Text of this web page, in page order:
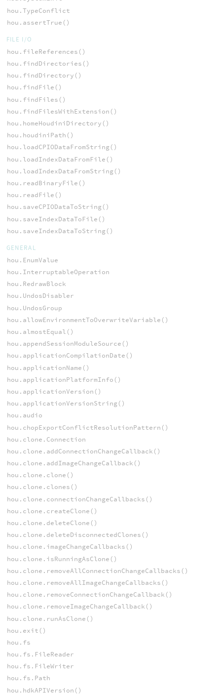
hou.TypeConflict
hou.assertTrue()
FILE I/O
hou.fileReferences()
hou.findDirectories()
hou.findDirectory()
hou.findFile()
hou.findFiles()
hou.findFilesWithExtension()
hou.homeHoudiniDirectory()
hou.houdiniPath()
hou.loadCPIODataFromString()
hou.loadIndexDataFromFile()
hou.loadIndexDataFromString()
hou.readBinaryFile()
hou.readFile()
hou.saveCPIODataToString()
hou.saveIndexDataToFile()
hou.saveIndexDataToString()
GENERAL
hou.EnumValue
hou.InterruptableOperation
hou.RedrawBlock
hou.UndosDisabler
hou.UndosGroup
hou.allowEnvironmentToOverwriteVariable()
hou.almostEqual()
hou.appendSessionModuleSource()
hou.applicationCompilationDate()
hou.applicationName()
hou.applicationPlatformInfo()
hou.applicationVersion()
hou.applicationVersionString()
hou.audio
hou.chopExportConflictResolutionPattern()
hou.clone.Connection
hou.clone.addConnectionChangeCallback()
hou.clone.addImageChangeCallback()
hou.clone.clone()
hou.clone.clones()
hou.clone.connectionChangeCallbacks()
hou.clone.createClone()
hou.clone.deleteClone()
hou.clone.deleteDisconnectedClones()
hou.clone.imageChangeCallbacks()
hou.clone.isRunningAsClone()
hou.clone.removeAllConnectionChangeCallbacks()
hou.clone.removeAllImageChangeCallbacks()
hou.clone.removeConnectionChangeCallback()
hou.clone.removeImageChangeCallback()
hou.clone.runAsClone()
hou.exit()
hou.fs
hou.fs.FileReader
hou.fs.FileWriter
hou.fs.Path
hou.hdkAPIVersion()